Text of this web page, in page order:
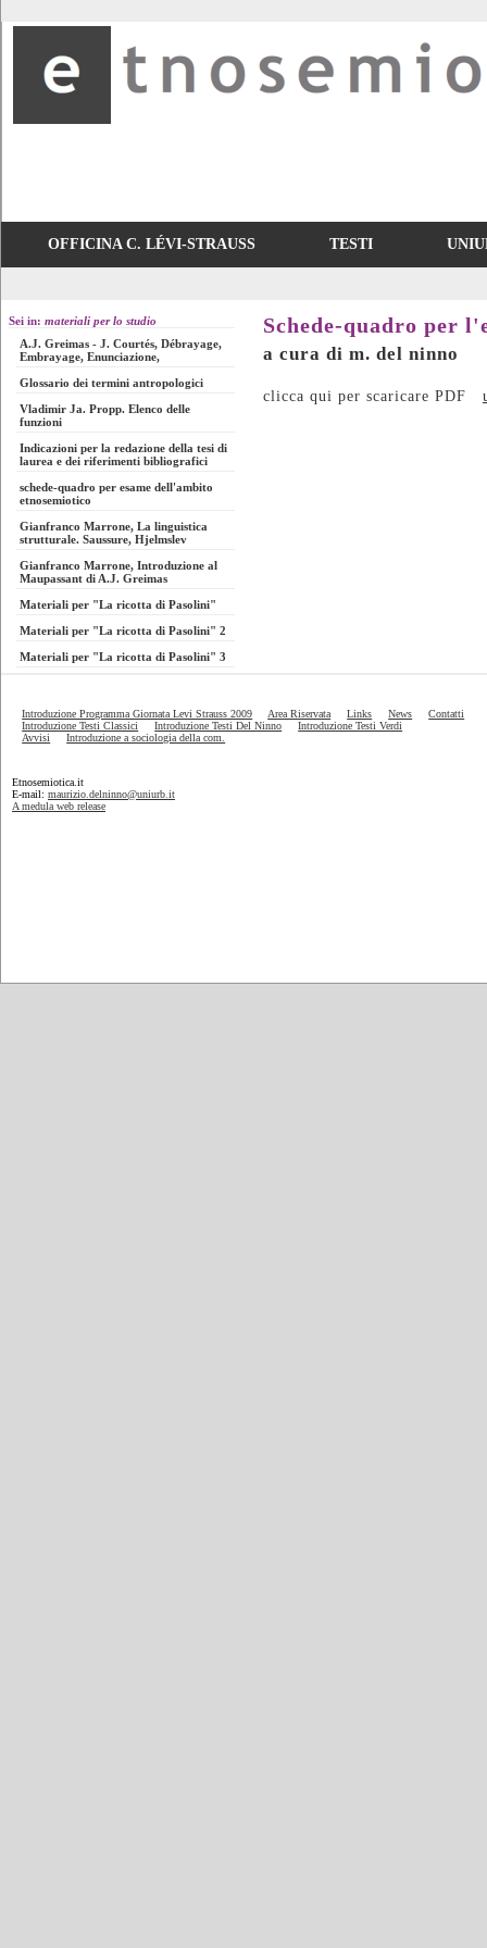
OFFICINA C. LÉVI-STRAUSS TESTI
Sei in: materiali per lo studio
A.J. Greimas - J. Courtés, Débrayage,
Embrayage, Enunciazione,
Glossario dei termini antropologici
Vladimir Ja. Propp. Elenco delle
funzioni
Indicazioni per la redazione della tesi di
laurea e dei riferimenti bibliografici
schede-quadro per esame dell'ambito
etnosemiotico
Gianfranco Marrone, La linguistica
strutturale. Saussure, Hjelmslev
Gianfranco Marrone, Introduzione al
Maupassant di A.J. Greimas
Materiali per "La ricotta di Pasolini"
Materiali per "La ricotta di Pasolini" 2
Materiali per "La ricotta di Pasolini" 3
Schede-quadro per
a cura di m. del ninno
clicca qui per scaricare PDF
Introduzione Programma Giornata Levi Strauss 2009 Area Riservata Links News
Contatti
Introduzione Testi Classici
Introduzione Testi Del Ninno
Introduzione Testi Verdi
Avvisi
Introduzione a sociologia della com.
Etnosemiotica.it
E-mail: maurizio.delninno@uniurb.it
A medula web release